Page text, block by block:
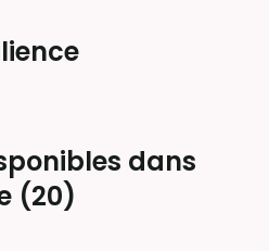
dans
(20)